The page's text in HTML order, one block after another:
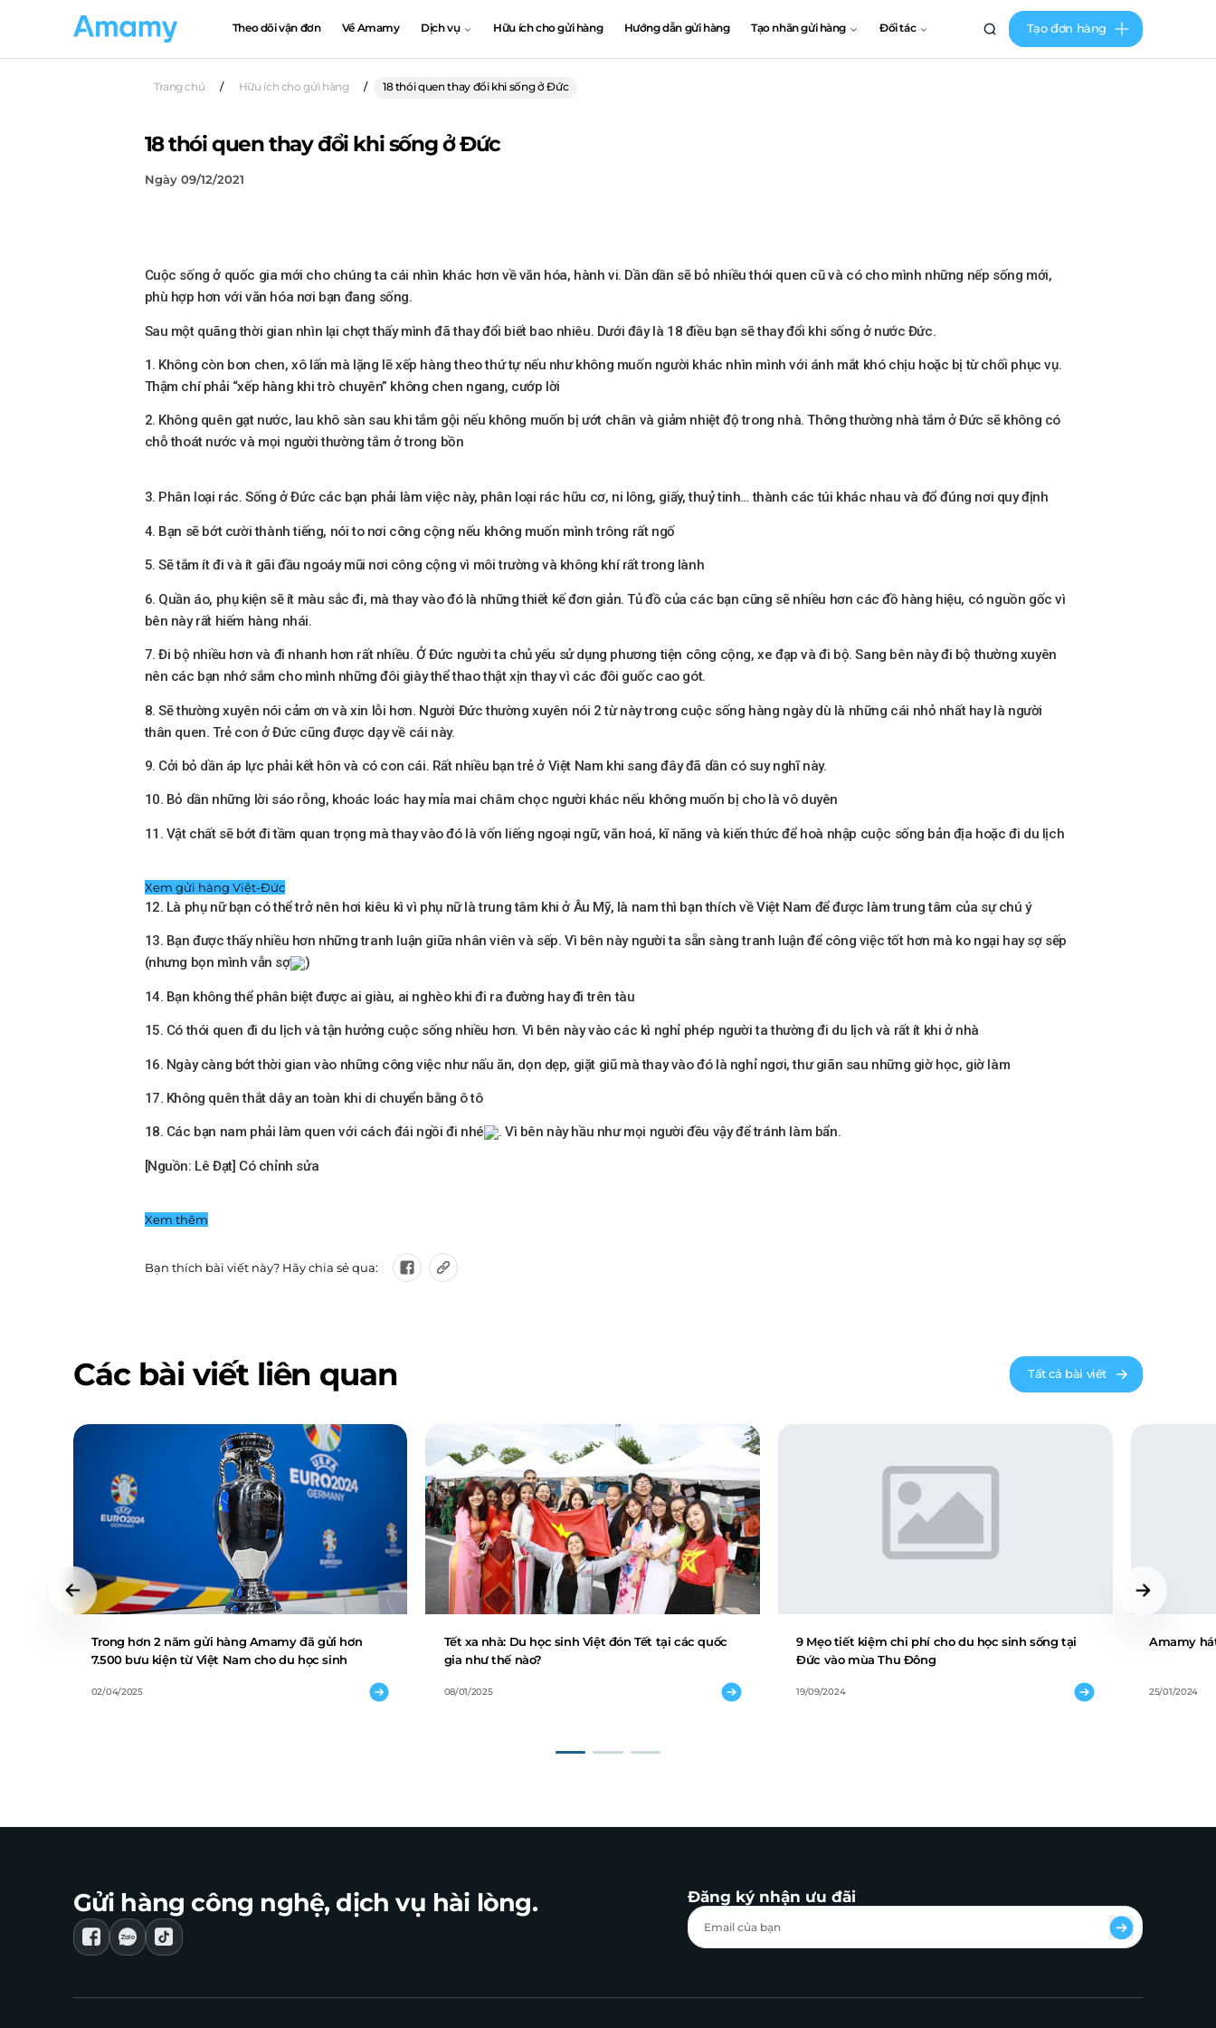
Theo dõi vận đơn Về Amamy Dịch vụ Hữu ích cho gửi hàng Hướng dẫn gửi hàng Tạo nhãn gửi hàng Đối tác Tạo đơn hàng
Trang chủ / Hữu ích cho gửi hàng / 18 thói quen thay đổi khi sống ở Đức
18 thói quen thay đổi khi sống ở Đức
Ngày 09/12/2021
Cuộc sống ở quốc gia mới cho chúng ta cái nhìn khác hơn về văn hóa, hành vi. Dần dần sẽ bỏ nhiều thói quen cũ và có cho mình những nếp sống mới,
phù hợp hơn với văn hóa nơi bạn đang sống.
Sau một quãng thời gian nhìn lại chợt thấy mình đã thay đổi biết bao nhiêu. Dưới đây là 18 điều bạn sẽ thay đổi khi sống ở nước Đức.
1. Không còn bon chen, xô lấn mà lặng lẽ xếp hàng theo thứ tự nếu như không muốn người khác nhìn mình với ánh mắt khó chịu hoặc bị từ chối phục vụ.
Thậm chí phải “xếp hàng khi trò chuyên” không chen ngang, cướp lời
2. Không quên gạt nước, lau khô sàn sau khi tắm gội nếu không muốn bị ướt chân và giảm nhiệt độ trong nhà. Thông thường nhà tắm ở Đức sẽ không có
chỗ thoát nước và mọi người thường tắm ở trong bồn
3. Phân loại rác. Sống ở Đức các bạn phải làm việc này, phân loại rác hữu cơ, ni lông, giấy, thuỷ tinh… thành các túi khác nhau và đổ đúng nơi quy định
4. Bạn sẽ bớt cười thành tiếng, nói to nơi công cộng nếu không muốn mình trông rất ngố
5. Sẽ tắm ít đi và ít gãi đầu ngoáy mũi nơi công cộng vì môi trường và không khí rất trong lành
6. Quần áo, phụ kiện sẽ ít màu sắc đi, mà thay vào đó là những thiết kế đơn giản. Tủ đồ của các bạn cũng sẽ nhiều hơn các đồ hàng hiệu, có nguồn gốc vì
bên này rất hiếm hàng nhái.
7. Đi bộ nhiều hơn và đi nhanh hơn rất nhiều. Ở Đức người ta chủ yếu sử dụng phương tiện công cộng, xe đạp và đi bộ. Sang bên này đi bộ thường xuyên
nên các bạn nhớ sắm cho mình những đôi giày thể thao thật xịn thay vì các đôi guốc cao gót.
8. Sẽ thường xuyên nói cảm ơn và xin lỗi hơn. Người Đức thường xuyên nói 2 từ này trong cuộc sống hàng ngày dù là những cái nhỏ nhất hay là người
thân quen. Trẻ con ở Đức cũng được dạy về cái này.
9. Cởi bỏ dần áp lực phải kết hôn và có con cái. Rất nhiều bạn trẻ ở Việt Nam khi sang đây đã dần có suy nghĩ này.
10. Bỏ dần những lời sáo rỗng, khoác loác hay mỉa mai châm chọc người khác nếu không muốn bị cho là vô duyên
11. Vật chất sẽ bớt đi tầm quan trọng mà thay vào đó là vốn liếng ngoại ngữ, văn hoá, kĩ năng và kiến thức để hoà nhập cuộc sống bản địa hoặc đi du lịch
Xem gửi hàng Việt-Đức
12. Là phụ nữ bạn có thể trở nên hơi kiêu kì vì phụ nữ là trung tâm khi ở Âu Mỹ, là nam thì bạn thích về Việt Nam để được làm trung tâm của sự chú ý
13. Bạn được thấy nhiều hơn những tranh luận giữa nhân viên và sếp. Vì bên này người ta sẵn sàng tranh luận để công việc tốt hơn mà ko ngại hay sợ sếp
(nhưng bọn mình vẫn sợ
)
14. Bạn không thể phân biệt được ai giàu, ai nghèo khi đi ra đường hay đi trên tàu
15. Có thói quen đi du lịch và tận hưởng cuộc sống nhiều hơn. Vì bên này vào các kì nghỉ phép người ta thường đi du lịch và rất ít khi ở nhà
16. Ngày càng bớt thời gian vào những công việc như nấu ăn, dọn dẹp, giặt giũ mà thay vào đó là nghỉ ngơi, thư giãn sau những giờ học, giờ làm
17. Không quên thắt dây an toàn khi di chuyển bằng ô tô
18. Các bạn nam phải làm quen với cách đái ngồi đi nhé . Vì bên này hầu như mọi người đều vậy để tránh làm bẩn.
[Nguồn: Lê Đạt] Có chỉnh sửa
Xem thêm
Bạn thích bài viết này? Hãy chia sẻ qua:
Các bài viết liên quan Tất cả bài viết
Trong hơn 2 năm gửi hàng Amamy đã gửi hơn
7.500 bưu kiện từ Việt Nam cho du học sinh
02/04/2025
Tết xa nhà: Du học sinh Việt đón Tết tại các quốc
gia như thế nào?
08/01/2025
9 Mẹo tiết kiệm chi phí cho du học sinh sống tại
Đức vào mùa Thu Đông
19/09/2024
Amamy
25/01/2024
Gửi hàng công nghệ, dịch vụ hài lòng. Đăng ký nhận ưu đãi